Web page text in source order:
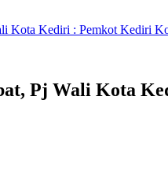
Kota Kediri : Pemkot Kediri
Pj Wali Kota